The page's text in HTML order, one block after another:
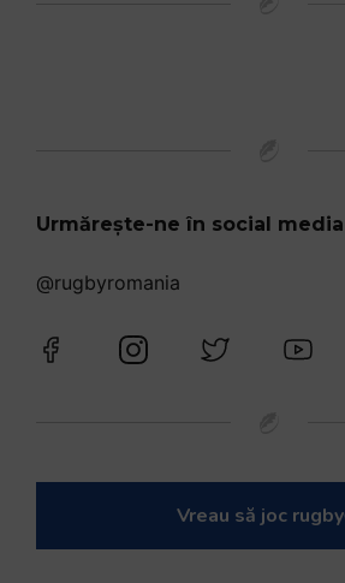
Urmărește-ne în social media
@rugbyromania
Vreau să joc rugby